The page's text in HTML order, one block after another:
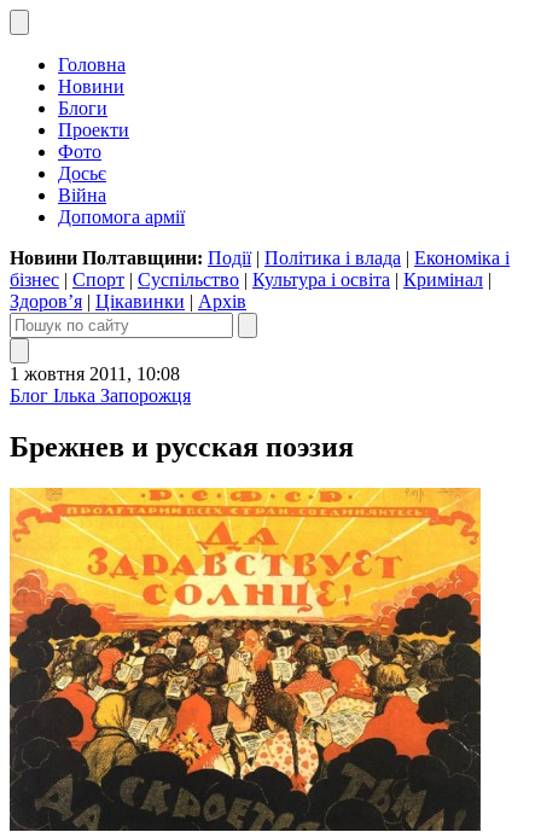
Головна
Новини
Блоги
Проекти
Фото
Досьє
Війна
Допомога армії
Новини Полтавщини: Події| Політика і влада | Економіка і
бізнес | Спорт | Суспільство | Культура і освіта | Кримінал |
Здоров’я | Цікавинки | Архів
1 жовтня 2011, 10:08
Блог Ілька Запорожця
Брежнев и русская поэзия